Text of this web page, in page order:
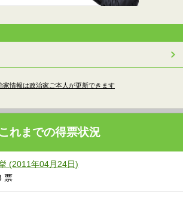
情報は政治家ご本人が更新できます
これまでの得票状況
(2011年04月24日)
票